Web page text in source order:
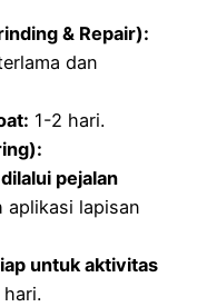
& Repair):
dan
1-2 hari.
pejalan
aplikasi lapisan
untuk aktivitas